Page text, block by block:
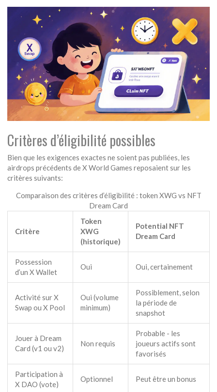
Critères d’éligibilité possibles
Bien que les exigences exactes ne soient pas publiées, les
airdrops précédents de X World Games reposaient sur les
critères suivants:
Comparaison des critères d’éligibilité : token XWG vs NFT
Dream Card
Critère
Token
XWG
(historique)
Potential NFT
Dream Card
Possession
d’un X Wallet
Oui Oui, certainement
Activité sur X
Swap ou X Pool
Oui (volume
minimum)
Possiblement, selon
la période de
snapshot
Jouer à Dream
Card (v1 ou v2)
Non requis
Probable - les
joueurs actifs sont
favorisés
Participation à
X DAO (vote)
Optionnel Peut être un bonus